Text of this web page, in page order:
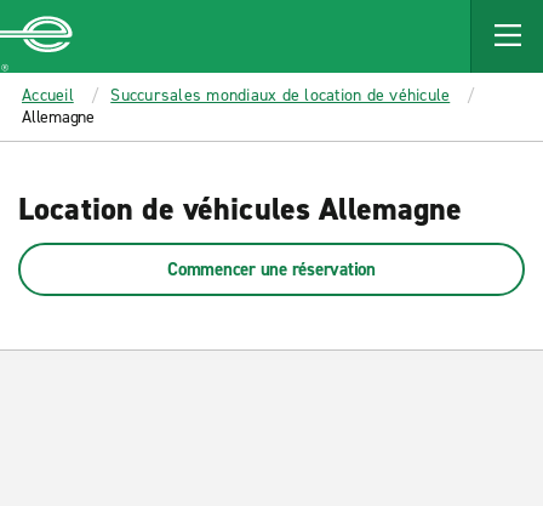
MAIN
CONTENT
Enterprise
Accueil
Succursales mondiaux de location de véhicule
Allemagne
Location de véhicules Allemagne
Commencer une réservation